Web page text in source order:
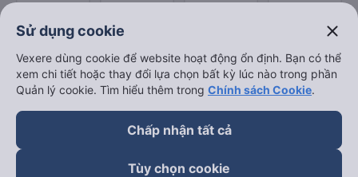
Sử dụng cookie close
Vexere dùng cookie để website hoạt động ổn định. Bạn có thể
xem chi tiết hoặc thay đổi lựa chọn bất kỳ lúc nào trong phần
Quản lý cookie. Tìm hiểu thêm trong Chính sách Cookie.
Chấp nhận tất cả
Tùy chọn cookie